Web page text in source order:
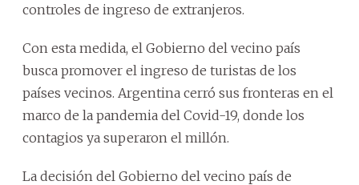
controles de ingreso de extranjeros.
Con esta medida, el Gobierno del vecino país
busca promover el ingreso de turistas de los
países vecinos. Argentina cerró sus fronteras en el
marco de la pandemia del Covid-19, donde los
contagios ya superaron el millón.
La decisión del Gobierno del vecino país de